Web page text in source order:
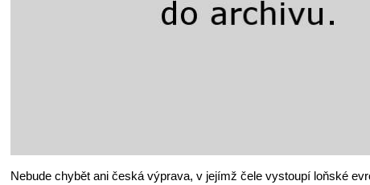
Nebude chybět ani česká výprava, v jejímž čele vystoupí loňské